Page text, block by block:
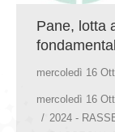
Pane, lotta
mercoledì 16
mercoledì 16
2024 -